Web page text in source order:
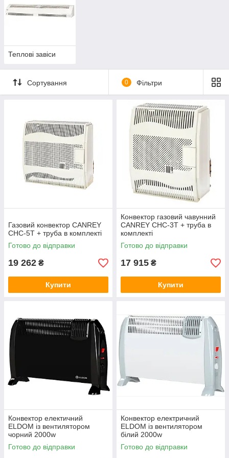
Газові конвектори
Газові обігрівачі мають компактні розміри, вони
підійдуть для використання в будь-якій кімнаті.
Пристрої відрізняються високим ККД і легкістю
управління. Надійні, ефективні конвектори для
Електричні конвектори
мережі, можуть похвалитися високою швидкістю
розігріву, відсутністю шумів, неприємних запахів.
Електричні обігрівачі максимально прості в
Теплові завіси
Сортування 0 Фільтри
Газовий конвектор CANREY
CHC-5T + труба в комплекті
Готово до відправки
19 262 ₴
Купити
Конвектор газовий чавунний
CANREY CHC-3T + труба в
комплекті
Готово до відправки
17 915 ₴
Купити
Конвектор електичний
ELDOM із вентилятором
чорний 2000w
Готово до відправки
Конвектор електричний
ELDOM із вентилятором
білий 2000w
Готово до відправки